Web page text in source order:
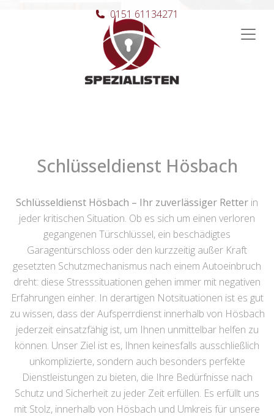
Hauptnavigation
0151 61134271
Schlüsseldienst Hösbach
Schlüsseldienst Hösbach – Ihr zuverlässiger Retter in
jeder kritischen Situation. Ob es sich um einen verloren
gegangenen Türschlüssel, ein beschädigtes
Garagentürschloss oder den kurzzeitig außer Kraft
gesetzten Schutzmechanismus nach einem Autoeinbruch
dreht: diese Stresssituationen gehen immer mit negativen
Erfahrungen einher. In derartigen Notsituationen ist es gut
zu wissen, dass der Aufsperrdienst innerhalb von Hösbach
jederzeit einsatzfähig ist, um Ihnen unmittelbar helfen zu
können. Unser Ziel ist es, Ihnen keinesfalls ausschließlich
unkomplizierte, sondern auch besonders perfekte
Dienstleistungen zu bieten, die Ihre Bedürfnisse nach
Schutz und Sicherheit zu jeder Zeit erfüllen. Es erfüllt uns
mit Stolz, innerhalb von Hösbach und Umkreis für unsere